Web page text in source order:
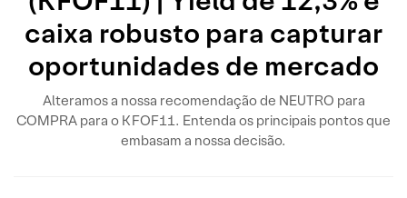
caixa robusto para capturar
oportunidades de mercado
Alteramos a nossa recomendação de NEUTRO para
COMPRA para o KFOF11. Entenda os principais pontos que
embasam a nossa decisão.